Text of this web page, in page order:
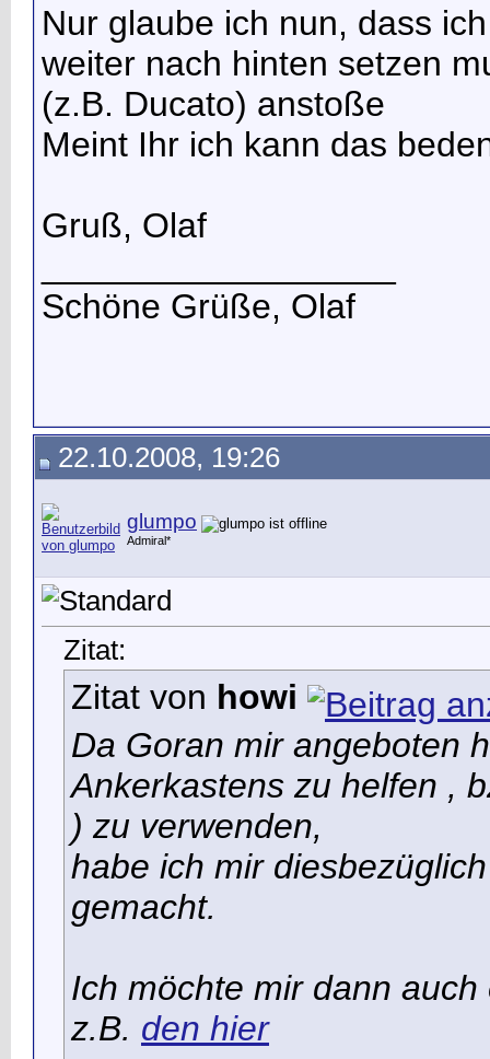
Nur glaube ich nun, dass
weiter nach hinten setzen
(z.B. Ducato) anstoße
Meint Ihr ich kann das
Gruß, Olaf
Schöne Grüße, Olaf
22.10.2008, 19:26
glumpo
Admiral*
Zitat:
Zitat von howi
Da Goran mir angeboten
Ankerkastens zu helfen ,
) zu verwenden,
habe ich mir
gemacht.
Ich möchte mir dann
z.B. den hier